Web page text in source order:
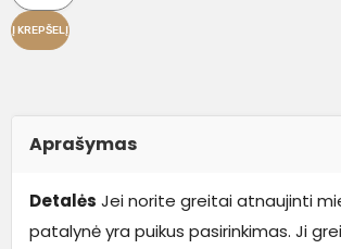
Į KREPŠELĮ
Aprašymas
Detalės Jei norite greitai atnaujinti
patalynė yra puikus pasirinkimas. Ji